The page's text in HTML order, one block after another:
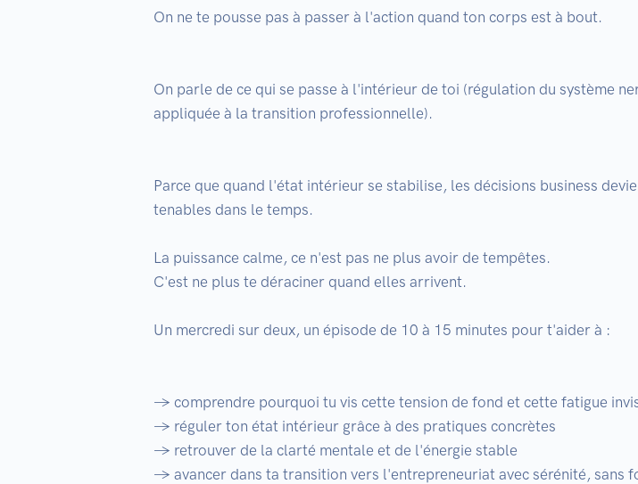
On ne te pousse pas à passer à l'action quand ton corps est à bout.
On parle de ce qui se passe à l'intérieur de toi (régulation du système
appliquée à la transition professionnelle).
Parce que quand l'état intérieur se stabilise, les décisions business
tenables dans le temps.
La puissance calme, ce n'est pas ne plus avoir de tempêtes.
C'est ne plus te déraciner quand elles arrivent.
Un mercredi sur deux, un épisode de 10 à 15 minutes pour t'aider à :
→ comprendre pourquoi tu vis cette tension de fond et cette fatigue
→ réguler ton état intérieur grâce à des pratiques concrètes
→ retrouver de la clarté mentale et de l'énergie stable
→ avancer dans ta transition vers l'entrepreneuriat avec sérénité, sans